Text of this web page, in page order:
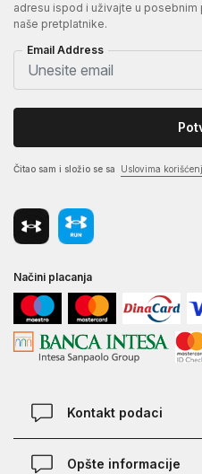
adresu ispod i uživajte u
naše pretplatnike.
Email Address
Čitao sam i složio se sa Uslovima
Načini placanja
Kontakt podaci
Chat
Opšte informacije